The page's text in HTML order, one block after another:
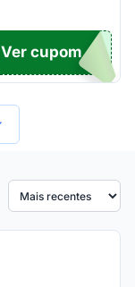
NDO
Ver cupom
Ordenar por